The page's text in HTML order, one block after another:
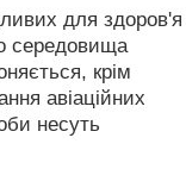
для здоров'я
середовища
крім
авіаційних
несуть